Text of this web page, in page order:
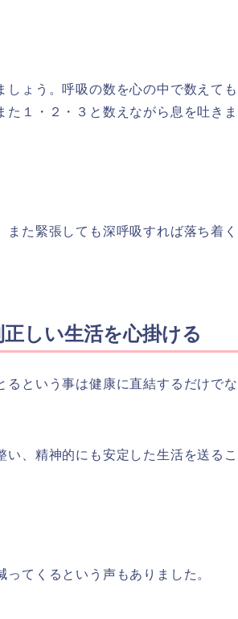
ょう。呼吸の数を心の中で数えても
１・２・３と数えながら息を吐きま
た緊張しても深呼吸すれば落ち着く
しい生活を心掛ける
という事は健康に直結するだけでな
、精神的にも安定した生活を送るこ
てくるという声もありました。